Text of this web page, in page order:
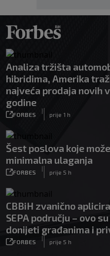
Analiza tržišta
hibridima, Amerika
najveća prodaja novih
godine
FORBES
|
prije 1 h
Šest poslova koje
minimalna ulaganja
FORBES
|
prije 5 h
CBBiH zvanično
SEPA području – ovo
donijeti građanima i
FORBES
|
prije 5 h